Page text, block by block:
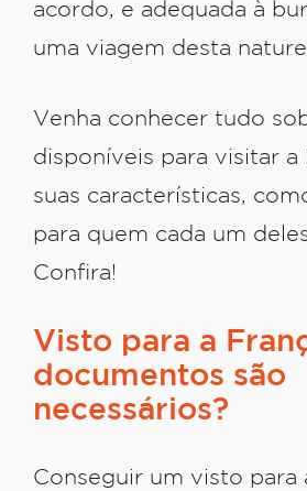
acordo, e adequada à
uma viagem desta
Venha conhecer tudo
disponíveis para visitar a
suas características,
para quem cada um
Confira!
Visto para a
documentos são
necessários?
Conseguir um visto para